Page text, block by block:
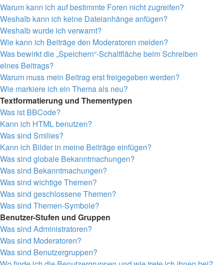
Warum kann ich auf bestimmte Foren nicht zugreifen?
Weshalb kann ich keine Dateianhänge anfügen?
Weshalb wurde ich verwarnt?
Wie kann ich Beiträge den Moderatoren melden?
Was bewirkt die „Speichern“-Schaltfläche beim Schreiben
eines Beitrags?
Warum muss mein Beitrag erst freigegeben werden?
Wie markiere ich ein Thema als neu?
Textformatierung und Thementypen
Was ist BBCode?
Kann ich HTML benutzen?
Was sind Smilies?
Kann ich Bilder in meine Beiträge einfügen?
Was sind globale Bekanntmachungen?
Was sind Bekanntmachungen?
Was sind wichtige Themen?
Was sind geschlossene Themen?
Was sind Themen-Symbole?
Benutzer-Stufen und Gruppen
Was sind Administratoren?
Was sind Moderatoren?
Was sind Benutzergruppen?